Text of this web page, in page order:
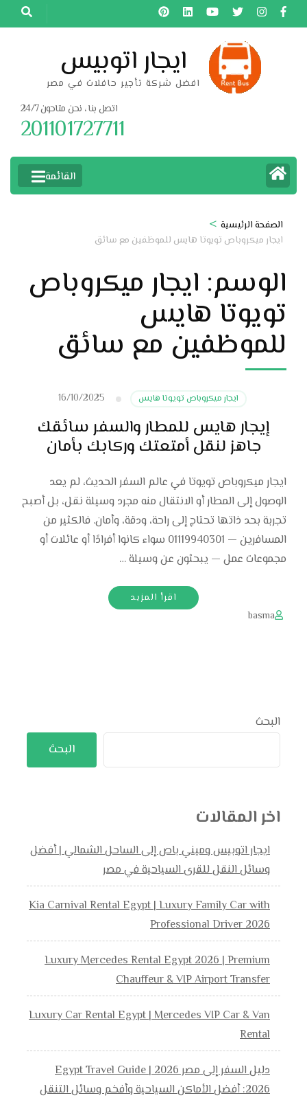
تخطى
إلى
ايجار اتوبيس
افضل شركة تأجير حافلات في مصر
اتصل بنا ، نحن متاحون 24/7
201101727711
القائمة
الصفحة الرئيسية >
ايجار ميكروباص تويوتا هايس للموظفين مع سائق
الوسم: ايجار ميكروباص
تويوتا هايس
للموظفين مع سائق
ايجار ميكروباص تويوتا هايس 16/10/2025
إيجار هايس للمطار والسفر سائقك
جاهز لنقل أمتعتك وركابك بأمان
ايجار ميكروباص تويوتا في عالم السفر الحديث، لم يعد
الوصول إلى المطار أو الانتقال منه مجرد وسيلة نقل، بل أصبح
تجربة بحد ذاتها تحتاج إلى راحة، ودقة، وأمان. فالكثير من
المسافرين — 01119940301 سواء كانوا أفرادًا أو عائلات أو
مجموعات عمل — يبحثون عن وسيلة …
اقرأ المزيد
basma
البحث
البحث
اخر المقالات
ايجار اتوبيس وميني باص إلى الساحل الشمالي | أفضل
وسائل النقل للقرى السياحية في مصر
Kia Carnival Rental Egypt | Luxury Family Car with
Professional Driver 2026
Luxury Mercedes Rental Egypt 2026 | Premium
Chauffeur & VIP Airport Transfer
Luxury Car Rental Egypt | Mercedes VIP Car & Van
Rental
دليل السفر إلى مصر 2026 | Egypt Travel Guide
2026: أفضل الأماكن السياحية وأفخم وسائل التنقل